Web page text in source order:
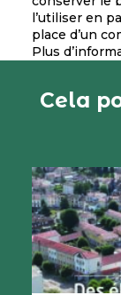
l’utiliser en
place d’un
Plus
Cela